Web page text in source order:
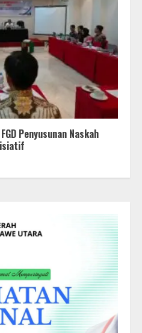
Penyusunan Naskah